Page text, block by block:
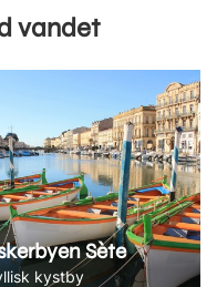
vandet
Sète
kystby